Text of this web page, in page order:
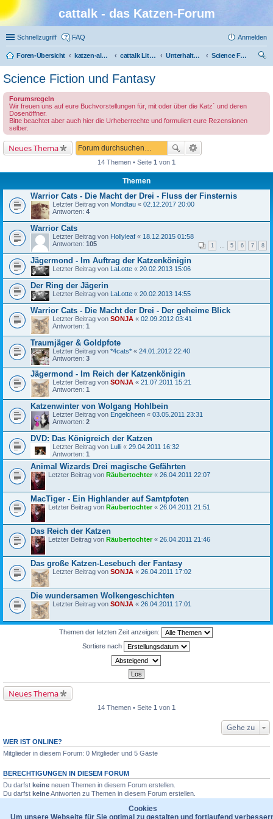
cattalk - das Katzen-Forum
Schnellzugriff FAQ Anmelden
Foren-Übersicht katzen-album.de cattalk Literatur-Café Unterhaltung
Science Fiction und Fantasy
Science Fiction und Fantasy
Forumsregeln
Wir freuen uns auf eure Buchvorstellungen für, mit oder über die Katz´ und deren
Dosenöffner.
Bitte beachtet aber auch hier die Urheberrechte und formuliert eure Rezensionen
selber.
Neues Thema
14 Themen • Seite 1 von 1
Themen
Warrior Cats - Die Macht der Drei - Fluss der Finsternis
Letzter Beitrag von Mondtau « 02.12.2017 20:00
Antworten: 4
Warrior Cats
Letzter Beitrag von Hollyleaf « 18.12.2015 01:58
Antworten: 105 1 … 5 6 7 8
Jägermond - Im Auftrag der Katzenkönigin
Letzter Beitrag von LaLotte « 20.02.2013 15:06
Der Ring der Jägerin
Letzter Beitrag von LaLotte « 20.02.2013 14:55
Warrior Cats - Die Macht der Drei - Der geheime Blick
Letzter Beitrag von SONJA « 02.09.2012 03:41
Antworten: 1
Traumjäger & Goldpfote
Letzter Beitrag von *4cats* « 24.01.2012 22:40
Antworten: 3
Jägermond - Im Reich der Katzenkönigin
Letzter Beitrag von SONJA « 21.07.2011 15:21
Antworten: 1
Katzenwinter von Wolgang Hohlbein
Letzter Beitrag von Engelcheen « 03.05.2011 23:31
Antworten: 2
DVD: Das Königreich der Katzen
Letzter Beitrag von Lulli « 29.04.2011 16:32
Antworten: 1
Animal Wizards Drei magische Gefährten
Letzter Beitrag von Räubertochter« 26.04.2011 22:07
MacTiger - Ein Highlander auf Samtpfoten
Letzter Beitrag von Räubertochter« 26.04.2011 21:51
Das Reich der Katzen
Letzter Beitrag von Räubertochter« 26.04.2011 21:46
Das große Katzen-Lesebuch der Fantasy
Letzter Beitrag von SONJA « 26.04.2011 17:02
Die wundersamen Wolkengeschichten
Letzter Beitrag von SONJA « 26.04.2011 17:01
Themen der letzten Zeit anzeigen:
Sortiere nach
Neues Thema
14 Themen • Seite 1 von 1
Gehe zu
WER IST ONLINE?
Mitglieder in diesem Forum: 0 Mitglieder und 5 Gäste
BERECHTIGUNGEN IN DIESEM FORUM
Du darfst keine neuen Themen in diesem Forum erstellen.
Du darfst keineAntworten zu Themen in diesem Forum erstellen.
nichtlöschen.
Cookies
Um unsere Webseite für Sie optimal zu gestalten und fortlaufend